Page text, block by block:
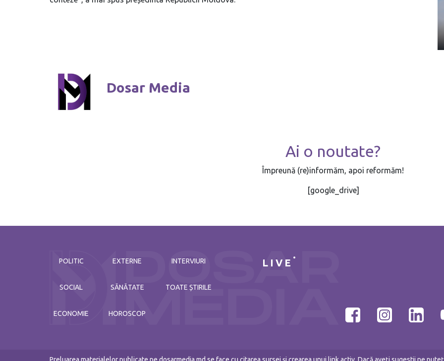
Dosar Media
Ai o noutate?
Împreună (re)informăm, apoi reformăm!
[google_drive]
POLITIC
SOCIAL
ECONOMIE
EXTERNE
SĂNĂTATE
HOROSCOP
INTERVIURI
TOATE ȘTIRILE
LIVE